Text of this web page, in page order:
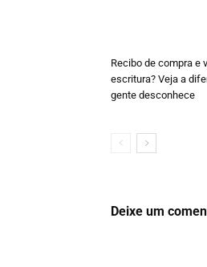
Recibo de compra e
escritura? Veja a
gente desconhece
Deixe um